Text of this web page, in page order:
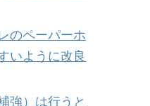
のペーパーホ
いように改良
強）は行うと